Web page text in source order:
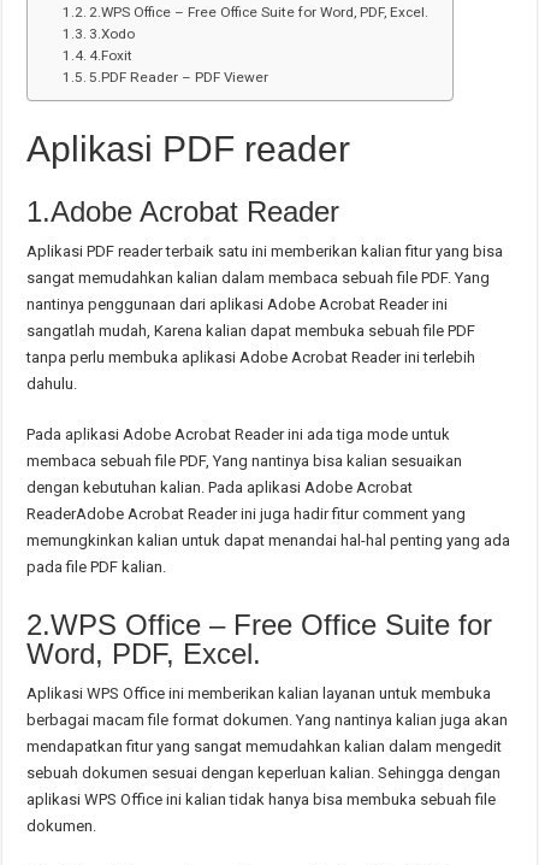
2.WPS Office – Free Office Suite for Word, PDF, Excel.
3.Xodo
4.Foxit
5.PDF Reader – PDF Viewer
Aplikasi PDF reader
1.Adobe Acrobat Reader
Aplikasi PDF reader terbaik satu ini memberikan kalian fitur yang bisa
sangat memudahkan kalian dalam membaca sebuah file PDF. Yang
nantinya penggunaan dari aplikasi Adobe Acrobat Reader ini
sangatlah mudah, Karena kalian dapat membuka sebuah file PDF
tanpa perlu membuka aplikasi Adobe Acrobat Reader ini terlebih
dahulu.
Pada aplikasi Adobe Acrobat Reader ini ada tiga mode untuk
membaca sebuah file PDF, Yang nantinya bisa kalian sesuaikan
dengan kebutuhan kalian. Pada aplikasi Adobe Acrobat
ReaderAdobe Acrobat Reader ini juga hadir fitur comment yang
memungkinkan kalian untuk dapat menandai hal-hal penting yang ada
pada file PDF kalian.
2.WPS Office – Free Office Suite for
Word, PDF, Excel.
Aplikasi WPS Office ini memberikan kalian layanan untuk membuka
berbagai macam file format dokumen. Yang nantinya kalian juga akan
mendapatkan fitur yang sangat memudahkan kalian dalam mengedit
sebuah dokumen sesuai dengan keperluan kalian. Sehingga dengan
aplikasi WPS Office ini kalian tidak hanya bisa membuka sebuah file
dokumen.